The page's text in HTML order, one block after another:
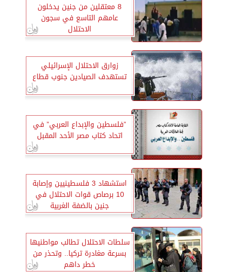
8 معتقلين من جنين يدخلون
عامهم التاسع في سجون
الاحتلال
زوارق الاحتلال الإسرائيلي
تستهدف الصيادين جنوب قطاع
”فلسطين والإبداع العربي” في
اتحاد كتاب مصر الأحد المقبل
استشهاد 3 فلسطينيين وإصابة
10 برصاص قوات الاحتلال في
جنين بالضفة الغربية
سلطات الاحتلال تطالب مواطنيها
بسرعة مغادرة تركيا.. وتحذر من
خطر داهم